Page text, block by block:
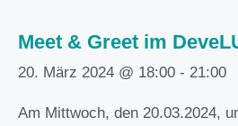
Meet & Greet im
20. März 2024 @ 18:00 - 21:00
Am Mittwoch, den 20.03.2024,